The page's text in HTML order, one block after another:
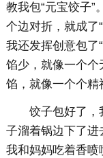
教我包“元宝饺子”
个边对折，就成了
我还发挥创意包了
馅少，就像一个个
馅，就像一个个精
饺子包好了，
子溜着锅边下了进
我和妈妈吃着香喷